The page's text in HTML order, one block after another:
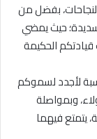
بفضل من
حيث يمضي
الحكيمة
لأجدد لسموكم
وبمواصلة
يتمتع فيهما